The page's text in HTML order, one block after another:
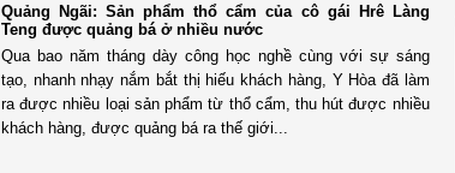
Quảng Ngãi: Sản phẩm thổ cẩm của cô gái Hrê Làng
Teng được quảng bá ở nhiều nước
Qua bao năm tháng dày công học nghề cùng với sự sáng
tạo, nhanh nhạy nắm bắt thị hiếu khách hàng, Y Hòa đã làm
ra được nhiều loại sản phẩm từ thổ cẩm, thu hút được nhiều
khách hàng, được quảng bá ra thế giới...